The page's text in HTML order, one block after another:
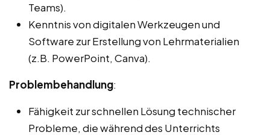
Teams).
Kenntnis von digitalen Werkzeugen und
Software zur Erstellung von Lehrmaterialien
(z.B. PowerPoint, Canva).
Problembehandlung:
Fähigkeit zur schnellen Lösung technischer
Probleme, die während des Unterrichts